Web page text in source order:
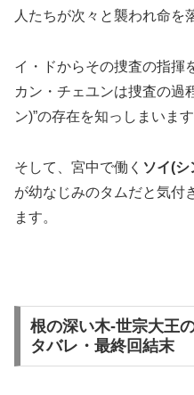
人たちが次々と襲われ命を
イ・ドからその捜査の指揮
カン・チェユンは捜査の過
ン)”の存在を知っしまいます
そして、宮中で働く ソイ(
が幼なじみのタムだと気付
ます。
根の深い木-世宗大王
タバレ・最終回結末